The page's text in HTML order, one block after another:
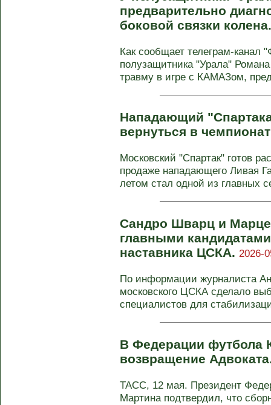
предварительно
боковой связки
Как сообщает телеграм-
полузащитника "Урала"
травму в игре с КАМАЗом,
Нападающий
вернуться в
Московский "Спартак" готов
продаже нападающего Ливая
летом стал одной из главных
Сандро Шварц и
главными
наставника ЦСКА. 2026-
По информации журналиста
московского ЦСКА сделало
специалистов для
В Федерации футбола
возвращение
ТАСС, 12 мая. Президент
Мартина подтвердил, что